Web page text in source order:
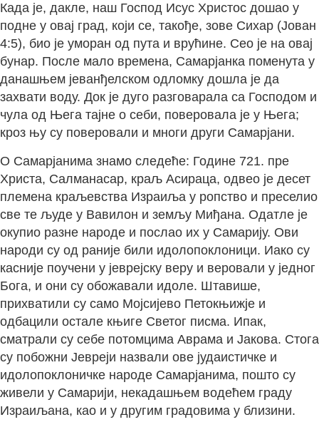
Када је, дакле, наш Господ Исус Христос дошао у
подне у овај град, који се, такође, зове Сихар (Јован
4:5), био је уморан од пута и врућине. Сео је на овај
бунар. После мало времена, Самарјанка поменута у
данашњем јеванђелском одломку дошла је да
захвати воду. Док је дуго разговарала са Господом и
чула од Њега тајне о себи, поверовала је у Њега;
кроз њу су поверовали и многи други Самарјани.
О Самарјанима знамо следеће: Године 721. пре
Христа, Салманасар, краљ Асираца, одвео је десет
племена краљевства Израиља у ропство и преселио
све те људе у Вавилон и земљу Миђана. Одатле је
окупио разне народе и послао их у Самарију. Ови
народи су од раније били идолопоклоници. Иако су
касније поучени у јеврејску веру и веровали у једног
Бога, и они су обожавали идоле. Штавише,
прихватили су само Мојсијево Петокњижје и
одбацили остале књиге Светог писма. Ипак,
сматрали су себе потомцима Аврама и Јакова. Стога
су побожни Јевреји назвали ове јудаистичке и
идолопоклоничке народе Самарјанима, пошто су
живели у Самарији, некадашњем водећем граду
Израиљана, као и у другим градовима у близини.